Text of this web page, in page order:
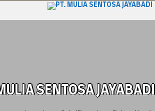
SENTOSA JAYABADI